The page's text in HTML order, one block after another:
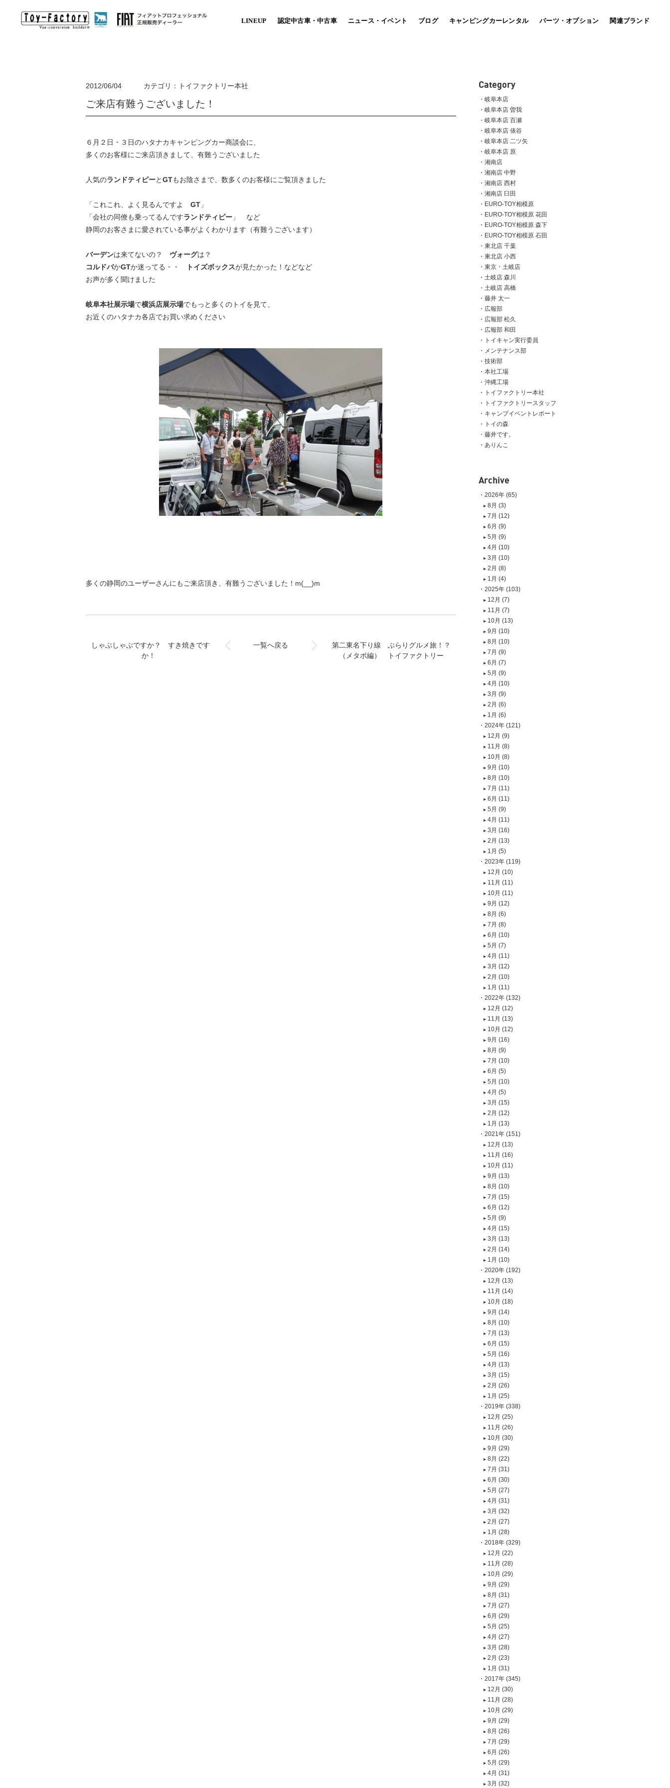
LINEUP
輸入車キャンピングカ
ー
(自治体/法人向け）
認定中古車・中古車 ニュース・イベント ブログ キャンピングカーレンタル パーツ・オプション 関連ブランド
欧州が誇るモーターホーム・キャンピングトレーラーを
バンライフを手軽に楽しめるエントリーモデル。
ハイエースをベースに自由なレイアウトを実現！
MARU MOBI マルモビ
国土強靭化の推進へ！平時活用、有事機能発揮を形にし
たマルチパースモビリティ。
安全・快適・強度が特長の車載用キャビネットで、お仕
職人たちの「コダワリ」をお届けする、
カーインテリア用品ハンドメイドブランド。
TFME事業部
キャンピングカーとは異なるBtoB/BtoG領域で、モビリ
ティやエネルギーに挑戦する新事業部
2012/06/04 カテゴリ：トイファクトリー本社
ご来店有難うございました！
６月２日・３日のハタナカキャンピングカー商談会に、
多くのお客様にご来店頂きまして、有難うございました
人気のランドティピーとGTもお陰さまで、数多くのお客様にご覧頂きました
「これこれ、よく見るんですよ GT 」
「会社の同僚も乗ってるんですランドティピー 」 など
静岡のお客さまに愛されている事がよくわかります（有難うございます）
バーデンは来てないの？ ヴォーグは？
コルドバかGTか迷ってる・・ トイズボックスが見たかった！などなど
お声が多く聞けました
岐阜本社展示場で横浜店展示場でもっと多くのトイを見て、
お近くのハタナカ各店でお買い求めください
多くの静岡のユーザーさんにもご来店頂き、有難うございました！m(__)m
しゃぶしゃぶですか？ すき焼きです
か！
一覧へ戻る
第二東名下り線 ぶらりグルメ旅！？
（メタボ編） トイファクトリー
Category
岐阜本店
岐阜本店 曽我
岐阜本店 百瀬
岐阜本店 俵谷
岐阜本店 二ツ矢
岐阜本店 原
湘南店
湘南店 中野
湘南店 西村
湘南店 臼田
EURO-TOY相模原
EURO-TOY相模原 花田
EURO-TOY相模原 森下
EURO-TOY相模原 石田
東北店 千葉
東北店 小西
東京・土岐店
土岐店 森川
土岐店 高橋
藤井 太一
広報部
広報部 松久
広報部 和田
トイキャン実行委員
メンテナンス部
技術部
本社工場
沖縄工場
トイファクトリー本社
トイファクトリースタッフ
キャンプイベントレポート
トイの森
藤井です。
ありんこ
Archive
2026年 (65)
8月 (3)
7月 (12)
6月 (9)
5月 (9)
4月 (10)
3月 (10)
2月 (8)
1月 (4)
2025年 (103)
12月 (7)
11月 (7)
10月 (13)
9月 (10)
8月 (10)
7月 (9)
6月 (7)
5月 (9)
4月 (10)
3月 (9)
2月 (6)
1月 (6)
2024年 (121)
12月 (9)
11月 (8)
10月 (8)
9月 (10)
8月 (10)
7月 (11)
6月 (11)
5月 (9)
4月 (11)
3月 (16)
2月 (13)
1月 (5)
2023年 (119)
12月 (10)
11月 (11)
10月 (11)
9月 (12)
8月 (6)
7月 (8)
6月 (10)
5月 (7)
4月 (11)
3月 (12)
2月 (10)
1月 (11)
2022年 (132)
12月 (12)
11月 (13)
10月 (12)
9月 (16)
8月 (9)
7月 (10)
6月 (5)
5月 (10)
4月 (5)
3月 (15)
2月 (12)
1月 (13)
2021年 (151)
12月 (13)
11月 (16)
10月 (11)
9月 (13)
8月 (10)
7月 (15)
6月 (12)
5月 (9)
4月 (15)
3月 (13)
2月 (14)
1月 (10)
2020年 (192)
12月 (13)
11月 (14)
10月 (18)
9月 (14)
8月 (10)
7月 (13)
6月 (15)
5月 (16)
4月 (13)
3月 (15)
2月 (26)
1月 (25)
2019年 (338)
12月 (25)
11月 (26)
10月 (30)
9月 (29)
8月 (22)
7月 (31)
6月 (30)
5月 (27)
4月 (31)
3月 (32)
2月 (27)
1月 (28)
2018年 (329)
12月 (22)
11月 (28)
10月 (29)
9月 (29)
8月 (31)
7月 (27)
6月 (29)
5月 (25)
4月 (27)
3月 (28)
2月 (23)
1月 (31)
2017年 (345)
12月 (30)
11月 (28)
10月 (29)
9月 (29)
8月 (26)
7月 (29)
6月 (26)
5月 (29)
4月 (31)
3月 (32)